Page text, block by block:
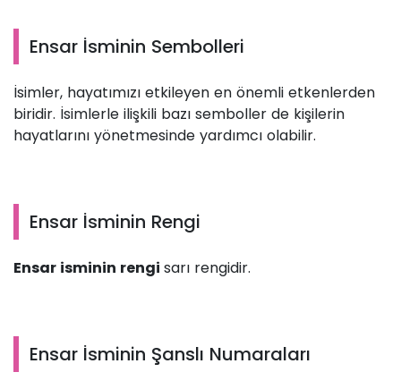
Ensar İsminin Sembolleri
İsimler, hayatımızı etkileyen en önemli etkenlerden
biridir. İsimlerle ilişkili bazı semboller de kişilerin
hayatlarını yönetmesinde yardımcı olabilir.
Ensar İsminin Rengi
Ensar isminin rengi sarı rengidir.
Ensar İsminin Şanslı Numaraları